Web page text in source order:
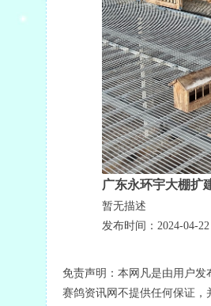
广东永环宇大棚扩
暂无描述
发布时间：2024-04-
免责声明：本网凡是由用户
赛鸽资讯网不提供任何保证，